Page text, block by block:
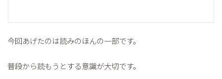
今回あげたのは読みのほんの一部です。
普段から読もうとする意識が大切です。